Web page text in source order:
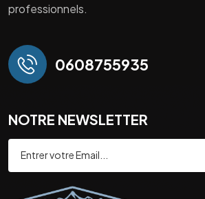
professionnels.
0608755935
NOTRE NEWSLETTER